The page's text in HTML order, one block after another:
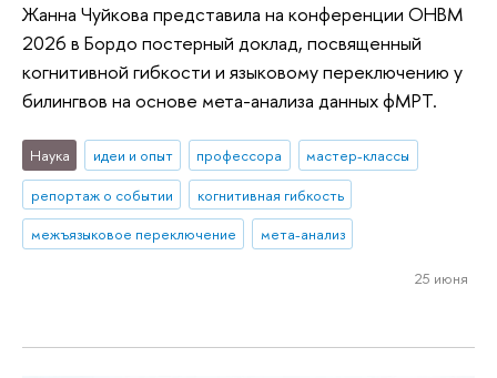
Жанна Чуйкова представила на конференции OHBM
2026 в Бордо постерный доклад, посвященный
когнитивной гибкости и языковому переключению у
билингвов на основе мета-анализа данных фМРТ.
Наука идеи и опыт профессора
мастер-классы
репортаж о событии
когнитивная гибкость
межъязыковое переключение
мета-анализ
25 июня